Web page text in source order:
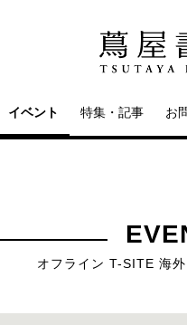
イベント 特集・記事 お
オフライン T-SITE 海